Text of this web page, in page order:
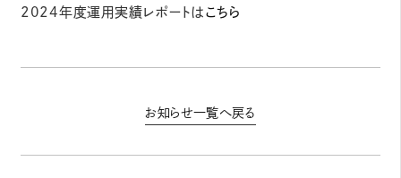
2024年度運用実績レポートは こちら
お知らせ一覧へ戻る